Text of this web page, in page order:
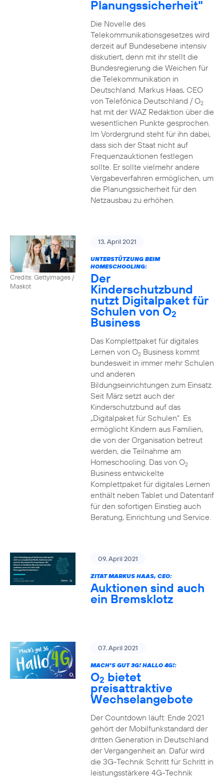
Planungssicherheit"
Die Novelle des
Telekommunikationsgesetzes wird
derzeit auf Bundesebene intensiv
diskutiert, denn mit ihr stellt die
Bundesregierung die Weichen für
die Telekommunikation in
Deutschland. Markus Haas, CEO
von Telefónica Deutschland / O2
hat mit der WAZ Redaktion über die
wesentlichen Punkte gesprochen.
Im Vordergrund steht für ihn dabei,
dass sich der Staat nicht auf
Frequenzauktionen festlegen
sollte. Er sollte vielmehr andere
Vergabeverfahren ermöglichen, um
die Planungssicherheit für den
Netzausbau zu erhöhen.
Credits: Gettyimages /
Maskot
13. April 2021
UNTERSTÜTZUNG BEIM
HOMESCHOOLING:
Der
Kinderschutzbund
nutzt Digitalpaket für
Schulen von O2
Business
Das Komplettpaket für digitales
Lernen von O2Business kommt
bundesweit in immer mehr Schulen
und anderen
Bildungseinrichtungen zum Einsatz.
Seit März setzt auch der
Kinderschutzbund auf das
„Digitalpaket für Schulen“. Es
ermöglicht Kindern aus Familien,
die von der Organisation betreut
werden, die Teilnahme am
Homeschooling. Das von O2
Business entwickelte
Komplettpaket für digitales Lernen
enthält neben Tablet und Datentarif
für den sofortigen Einstieg auch
Beratung, Einrichtung und Service.
09. April 2021
ZITAT MARKUS HAAS, CEO:
Auktionen sind auch
ein Bremsklotz
07. April 2021
MACH’S GUT 3G! HALLO 4G!:
O2 bietet
preisattraktive
Wechselangebote
Der Countdown läuft: Ende 2021
gehört der Mobilfunkstandard der
dritten Generation in Deutschland
der Vergangenheit an. Dafür wird
die 3G-Technik Schritt für Schritt in
leistungsstärkere 4G-Technik